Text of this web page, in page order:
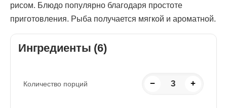
рисом. Блюдо популярно благодаря простоте
приготовления. Рыба получается мягкой и ароматной.
Ингредиенты (6)
Количество порций − 3 +